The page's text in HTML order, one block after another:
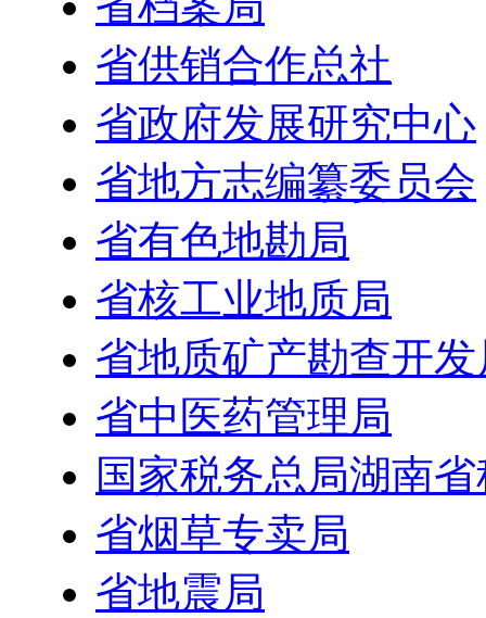
省供销合作总社
省政府发展研究中心
省地方志编纂委员会
省有色地勘局
省核工业地质局
省地质矿产勘查开发
省中医药管理局
国家税务总局湖南
省烟草专卖局
省地震局